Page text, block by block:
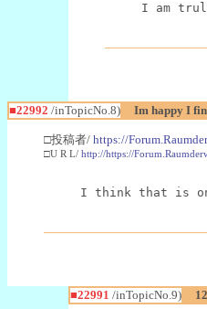
I am
■22992 /inTopicNo.8) Im happy I
□投稿者/ https://
□U R L/ http://https://
I think that is
■22991 /inTopicNo.9)